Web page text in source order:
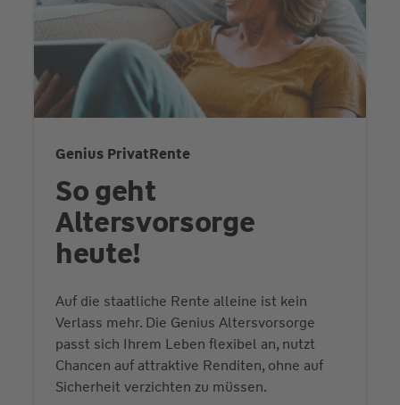
Genius PrivatRente
So geht
Altersvorsorge
heute!
Auf die staatliche Rente alleine ist kein
Verlass mehr. Die Genius Altersvorsorge
passt sich Ihrem Leben flexibel an, nutzt
Chancen auf attraktive Renditen, ohne auf
Sicherheit verzichten zu müssen.